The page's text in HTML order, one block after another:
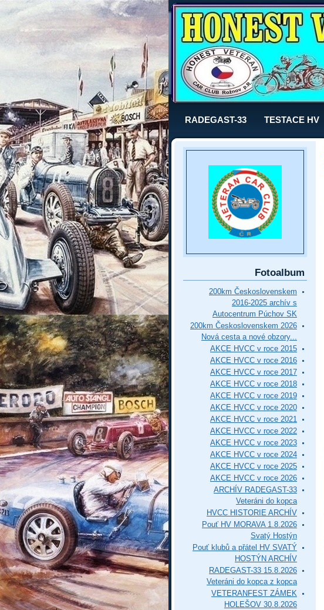
RADEGAST-33 TESTACE HV
Fotoalbum
200km Československem
2016-2025 archív s
Autocentrum Púchov SK
200km Československem 2026
Nová cesta a nové obzory...
AKCE HVCC v roce 2015
AKCE HVCC v roce 2016
AKCE HVCC v roce 2017
AKCE HVCC v roce 2018
AKCE HVCC v roce 2019
AKCE HVCC v roce 2020
AKCE HVCC v roce 2021
AKCE HVCC v roce 2022
AKCE HVCC v roce 2023
AKCE HVCC v roce 2024
AKCE HVCC v roce 2025
AKCE HVCC v roce 2026
ARCHÍV RADEGAST-33
Veteráni do kopca
HVCC HISTORIE ARCHÍV
Pouť HV MORAVA 1.8.2026
Svatý Hostýn
Pouť klubů a přátel HV SVATÝ
HOSTÝN ARCHÍV
RADEGAST-33 15.8.2026
Veteráni do kopca z kopca
VETERANFEST ZÁMEK
HOLEŠOV 30.8.2026